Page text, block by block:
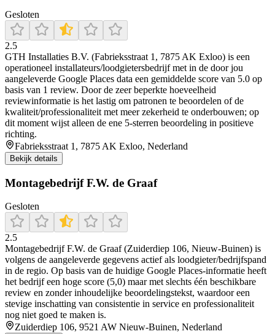
Gesloten
2.5
GTH Installaties B.V. (Fabrieksstraat 1, 7875 AK Exloo) is een
operationeel installateurs/loodgietersbedrijf met in de door jou
aangeleverde Google Places data een gemiddelde score van 5.0 op
basis van 1 review. Door de zeer beperkte hoeveelheid
reviewinformatie is het lastig om patronen te beoordelen of de
kwaliteit/professionaliteit met meer zekerheid te onderbouwen; op
dit moment wijst alleen de ene 5-sterren beoordeling in positieve
richting.
Fabrieksstraat 1, 7875 AK Exloo, Nederland
Bekijk details
Montagebedrijf F.W. de Graaf
Gesloten
2.5
Montagebedrijf F.W. de Graaf (Zuiderdiep 106, Nieuw-Buinen) is
volgens de aangeleverde gegevens actief als loodgieter/bedrijfspand
in de regio. Op basis van de huidige Google Places-informatie heeft
het bedrijf een hoge score (5,0) maar met slechts één beschikbare
review en zonder inhoudelijke beoordelingstekst, waardoor een
stevige inschatting van consistentie in service en professionaliteit
nog niet goed te maken is.
Zuiderdiep 106, 9521 AW Nieuw-Buinen, Nederland